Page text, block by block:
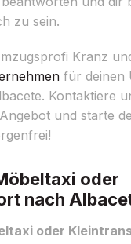
zu sein.
Kranz
für deinen
Kontaktiere
und starte
oder
nach
oder